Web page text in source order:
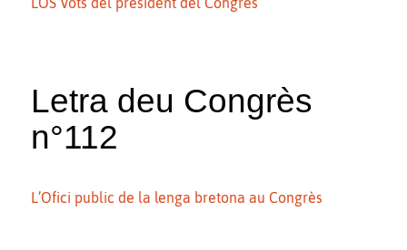
Letra deu Congrès
n°112
L’Ofici public de la lenga bretona au Congrès